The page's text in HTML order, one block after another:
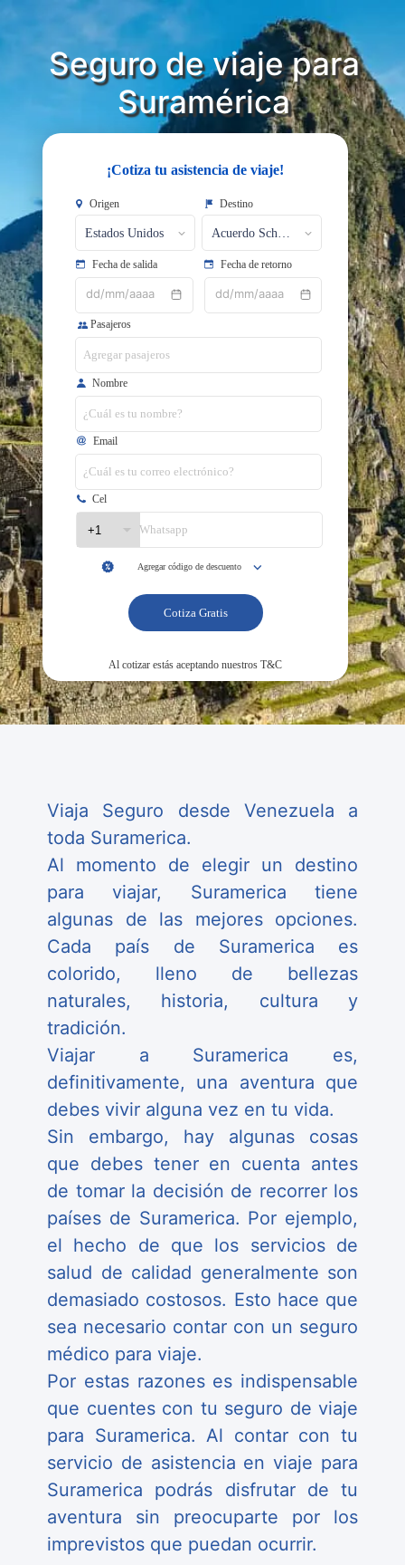
Seguro de viaje para
Suramérica
Viaja Seguro desde Venezuela a
toda Suramerica.
Al momento de elegir un destino
para viajar, Suramerica tiene
algunas de las mejores opciones.
Cada país de Suramerica es
colorido, lleno de bellezas
naturales, historia, cultura y
tradición.
Viajar a Suramerica es,
definitivamente, una aventura que
debes vivir alguna vez en tu vida.
Sin embargo, hay algunas cosas
que debes tener en cuenta antes
de tomar la decisión de recorrer los
países de Suramerica. Por ejemplo,
el hecho de que los servicios de
salud de calidad generalmente son
demasiado costosos. Esto hace que
sea necesario contar con un seguro
médico para viaje.
Por estas razones es indispensable
que cuentes con tu seguro de viaje
para Suramerica. Al contar con tu
servicio de asistencia en viaje para
Suramerica podrás disfrutar de tu
aventura sin preocuparte por los
imprevistos que puedan ocurrir.